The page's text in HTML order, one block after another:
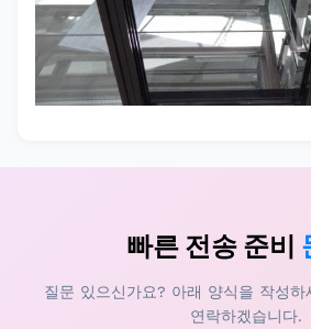
빠른 전송 준비
질문 있으신가요? 아래 양식을 작성
연락하겠습니다.